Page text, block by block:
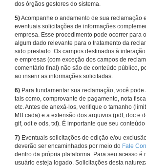
dos órgãos gestores do sistema.
5)Acompanhe o andamento de sua reclamação
eventuais solicitações de informações
empresa. Esse procedimento pode ocorrer para
algum dado relevante para o tratamento da
sido prestado. Os campos destinados à
e empresas (com exceção dos campos de
comentário final) não são de conteúdo público,
ao inserir as informações solicitadas.
6) Para fundamentar sua reclamação, você
tais como, comprovante de pagamento, nota
etc. Antes de anexá-los, verifique o tamanho
MB cada) e a extensão dos arquivos (pdf, doc e
gif, odt e ods, txt). É importante que seu
7) Eventuais solicitações de edição e/ou
deverão ser encaminhados por meio do Fale
dentro da própria plataforma. Para seu acesso é
usuário esteja logado. Solicitações desta